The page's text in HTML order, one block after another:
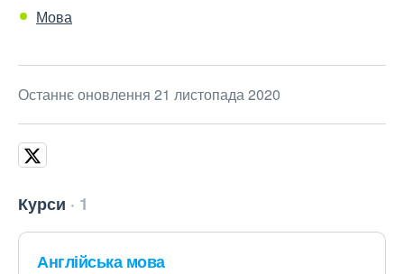
Мова
Останнє оновлення 21 листопада 2020
Курси 1
Англійська мова